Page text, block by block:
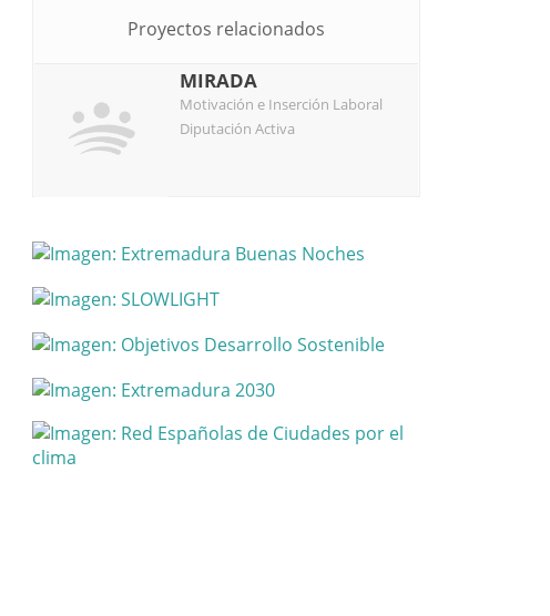
Proyectos relacionados
MIRADA
Motivación e Inserción Laboral
Diputación Activa